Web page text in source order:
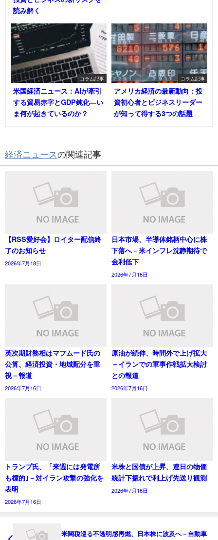
読み解く
コラム記事
米国経済ニュース：AIが牽引
する貿易赤字とGDP鈍化―い
ま何が起きているのか？
コラム記事
アメリカ経済の最新動向：投
資初心者とビジネスリーダー
が知って得する3つの話題
経済ニュースの関連記事
【RSS愛好会】ロイター配信終
了のお知らせ
2026年7月18日
日本市場、半導体銘柄中心に株
下落へ－米インフレ沈静期待で
金利低下
2026年7月16日
英次期財務相はマフムード氏の
公算、経済投資・地域配分を重
視－報道
2026年7月16日
原油が続伸、時間外で上げ拡大
－イランでの軍事作戦拡大検討
との報道
2026年7月16日
トランプ氏、「来週には発電所
も標的｣－対イラン攻撃の強化を
表明
2026年7月16日
米株と国債が上昇、連日の物価
統計下振れで利上げ先送り観測
2026年7月16日
米関税巡る不透明感再燃、日本株に波及へ－自動車